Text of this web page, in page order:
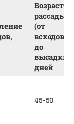
Возраст
рассады
(от
всходов
до
высадки),
дней
45-50